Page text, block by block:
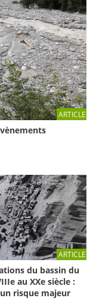
de Frontignan -
ARTICLE
ARTICLE
du bassin du
au XXe siècle :
risque majeur